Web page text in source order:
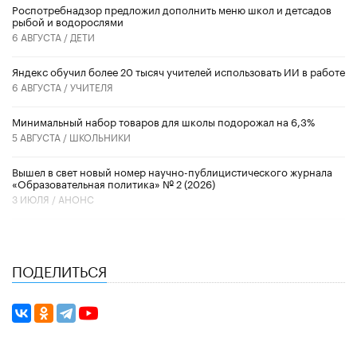
Роспотребнадзор предложил дополнить меню школ и детсадов
рыбой и водорослями
6 АВГУСТА / ДЕТИ
​Яндекс обучил более 20 тысяч учителей использовать ИИ в работе
6 АВГУСТА /УЧИТЕЛЯ
Минимальный набор товаров для школы подорожал на 6,3%
5 АВГУСТА / ШКОЛЬНИКИ
Вышел в свет новый номер научно-публицистического журнала
«Образовательная политика» № 2 (2026)
3 ИЮЛЯ / АНОНС
ПОДЕЛИТЬСЯ